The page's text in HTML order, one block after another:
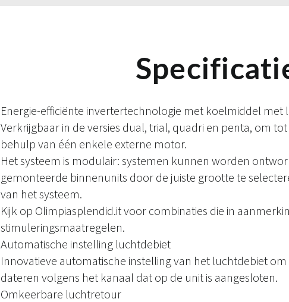
Energie-efficiënte invertertechnologie met koelmiddel met
Verkrijgbaar in de versies dual, trial, quadri en penta, om
behulp van één enkele externe motor.
Het systeem is modulair: systemen kunnen worden
gemonteerde binnenunits door de juiste grootte te
van het systeem.
Kijk op Olimpiasplendid.it voor combinaties die in
stimuleringsmaatregelen.
Automatische instelling luchtdebiet
Innovatieve automatische instelling van het luchtdebiet
dateren volgens het kanaal dat op de unit is aangesloten.
Omkeerbare luchtretour